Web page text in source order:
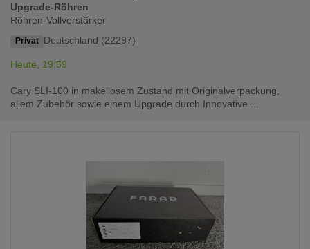
Upgrade-Röhren
Röhren-Vollverstärker
Privat Deutschland (22297)
Heute, 19:59
Cary SLI-100 in makellosem Zustand mit Originalverpackung,
allem Zubehör sowie einem Upgrade durch Innovative ...